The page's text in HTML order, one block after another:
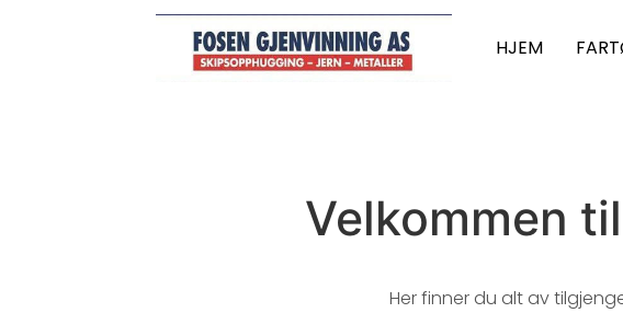
HJEM
Velkommen
Her finner du alt av